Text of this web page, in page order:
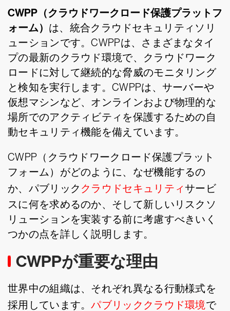
CWPP（クラウドワークロード保護プラットフ
ォーム） は、統合クラウドセキュリティソリ
ューションです。CWPPは、さまざまなタイ
プの最新のクラウド環境で、クラウドワーク
ロードに対して継続的な脅威のモニタリング
と検知を実行します。CWPPは、サーバーや
仮想マシンなど、オンラインおよび物理的な
場所でのアクティビティを保護するための自
動セキュリティ機能を備えています。
CWPP（クラウドワークロード保護プラット
フォーム）がどのように、なぜ機能するの
か、パブリック クラウドセキュリティサービ
スに何を求めるのか、そして新しいリスクソ
リューションを実装する前に考慮すべきいく
つかの点を詳しく説明します。
CWPPが重要な理由
世界中の組織は、それぞれ異なる行動様式を
採用しています。パブリッククラウド環境で